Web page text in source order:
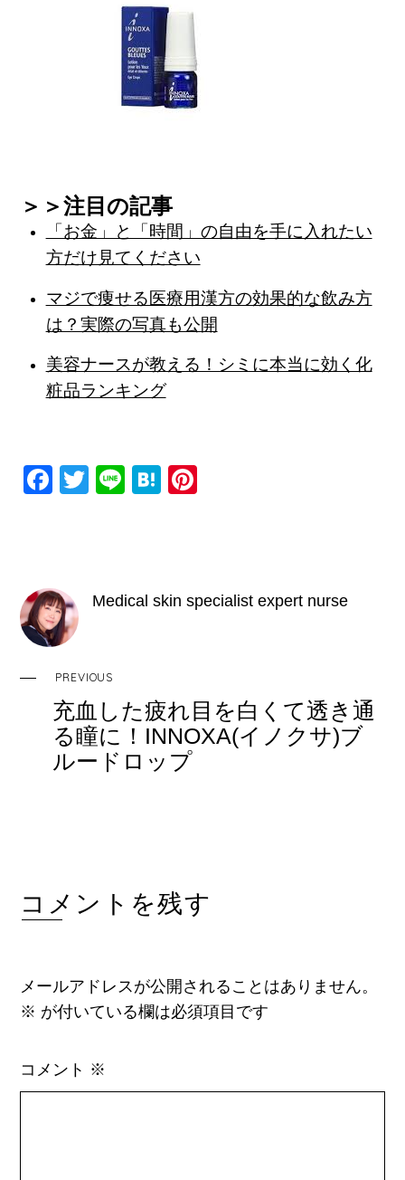
＞＞注目の記事
「お金」と「時間」の自由を手に入れたい
方だけ見てください
マジで痩せる医療用漢方の効果的な飲み方
は？実際の写真も公開
美容ナースが教える！シミに本当に効く化
粧品ランキング
F
b
o
o
k
T
Li
H
a
st
Medical skin specialist expert nurse
PREVIOUS
充血した疲れ目を白くて透き通
る瞳に！INNOXA(イノクサ)ブ
ルードロップ
コメントを残す
メールアドレスが公開されることはありません。
※ が付いている欄は必須項目です
コメント ※